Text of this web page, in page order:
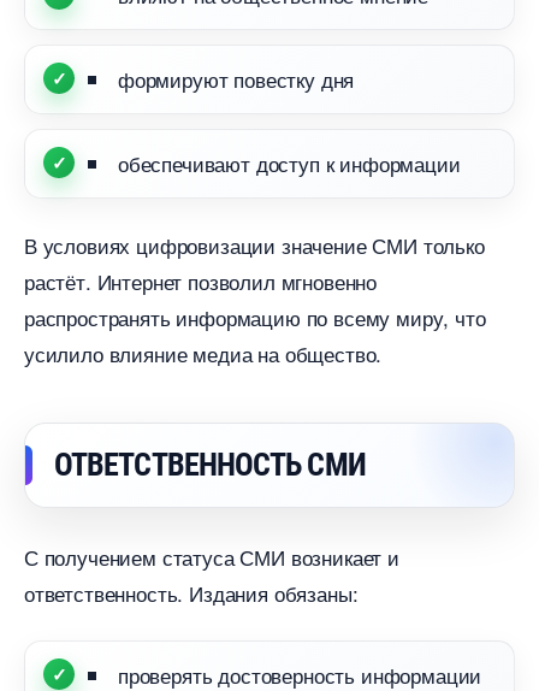
формируют повестку дня
обеспечивают доступ к информации
условиях цифровизации значение СМИ только
растёт. Интернет позволил мгновенно
распространять информацию по всему миру, что
усилило влияние медиа на общество.
ОТВЕТСТВЕННОСТЬ СМИ
С получением статуса СМИ возникает и
ответственность. Издания обязаны:
проверять достоверность информации